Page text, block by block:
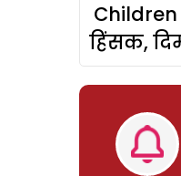
Children
हिंसक,